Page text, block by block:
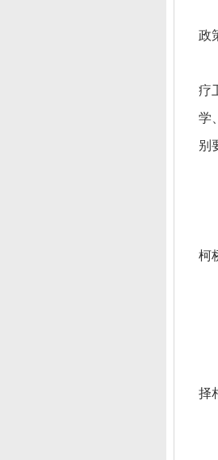
政
疗
学
别
柯
择